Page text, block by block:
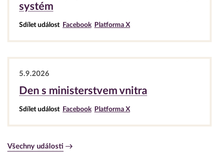
systém
Sdílet událost Facebook Platforma X
5.9.2026
Den s ministerstvem vnitra
Sdílet událost Facebook Platforma X
Všechny události